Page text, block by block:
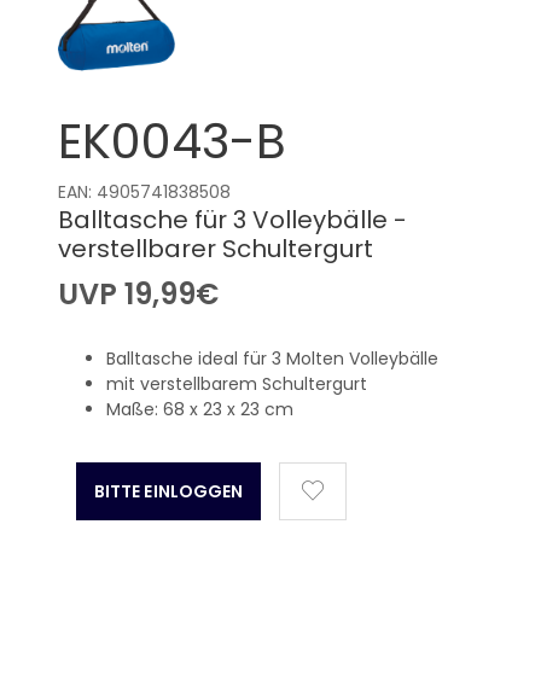
EK0043-B
EAN: 4905741838508
Balltasche für 3 Volleybälle -
verstellbarer Schultergurt
UVP 19,99€
Balltasche ideal für 3 Molten Volleybälle
mit verstellbarem Schultergurt
Maße: 68 x 23 x 23 cm
BITTE EINLOGGEN